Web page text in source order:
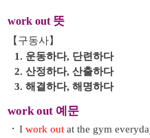
work out뜻
【구동사】
1. 운동하다, 단련하다
2. 산정하다, 산출하다
3. 해결하다, 해명하다
work out 예문
・ I work out at the gym